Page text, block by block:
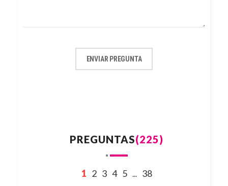
ENVIAR PREGUNTA
PREGUNTAS(225)
1 2 3 4 5 ... 38